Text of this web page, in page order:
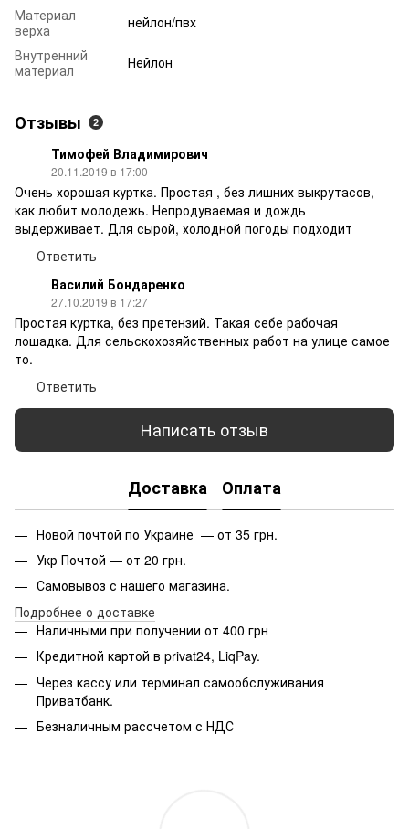
Материал
верха
нейлон/пвх
Внутренний
материал
Нейлон
Отзывы 2
Тимофей Владимирович
20.11.2019 в 17:00
Очень хорошая куртка. Простая , без лишних выкрутасов,
как любит молодежь. Непродуваемая и дождь
выдерживает. Для сырой, холодной погоды подходит
Ответить
Василий Бондаренко
27.10.2019 в 17:27
Простая куртка, без претензий. Такая себе рабочая
лошадка. Для сельскохозяйственных работ на улице самое
то.
Ответить
Написать отзыв
Доставка Оплата
Новой почтой по Украине — от 35 грн.
Укр Почтой — от 20 грн.
Самовывоз с нашего магазина.
Подробнее о доставке
Наличными при получении от 400 грн
Кредитной картой в privat24, LiqPay.
Через кассу или терминал самообслуживания
Приватбанк.
Безналичным рассчетом с НДС